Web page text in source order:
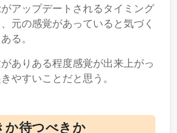
アップデートされるタイミング
元の感覚があっていると気づく
る。
ありある程度感覚が出来上がっ
やすいことだと思う。
か待つべきか